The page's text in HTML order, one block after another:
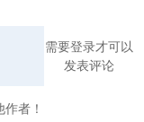
需要登录才可以
发表评论
者！